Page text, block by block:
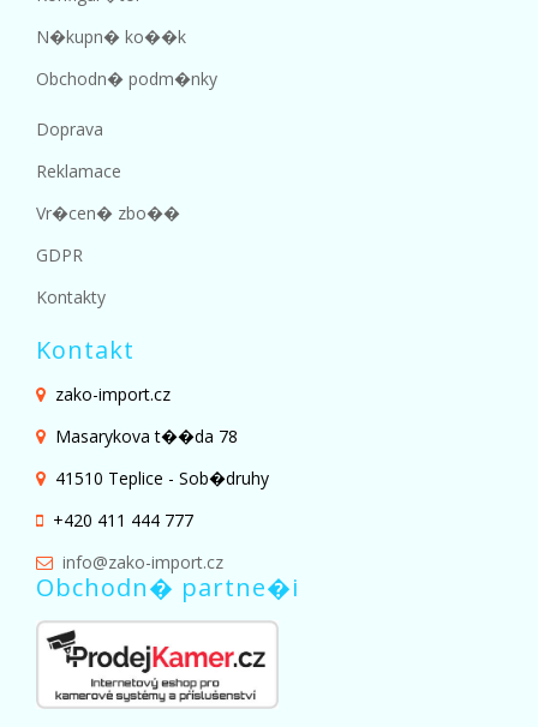
N�kupn� ko��k
Obchodn� podm�nky
Doprava
Reklamace
Vr�cen� zbo��
GDPR
Kontakty
Kontakt
zako-import.cz
Masarykova t��da 78
41510 Teplice - Sob�druhy
+420 411 444 777
info@zako-import.cz
Obchodn� partne�i